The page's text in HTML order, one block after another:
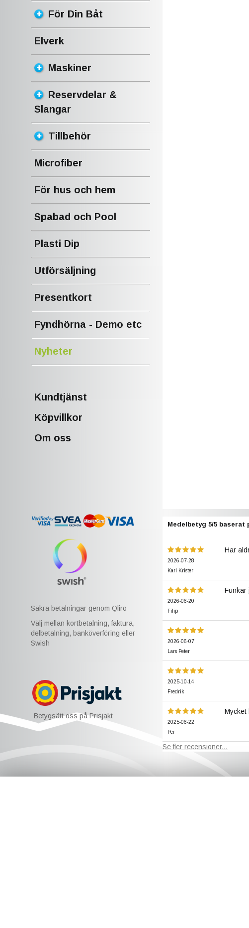
För Din Båt
Elverk
Maskiner
Reservdelar &
Slangar
Tillbehör
Microfiber
För hus och hem
Spabad och Pool
Plasti Dip
Utförsäljning
Presentkort
Fyndhörna - Demo etc
Nyheter
Kundtjänst
Köpvillkor
Om oss
Säkra betalningar genom Qliro
Välj mellan kortbetalning, faktura,
delbetalning, banköverföring eller
Swish
Betygsätt oss på Prisjakt
Medelbetyg 5/5 baserat
2026-07-28
Karl Krister
Har
2026-06-20
Filip
Funkar
2026-06-07
Lars Peter
2025-10-14
Fredrik
2025-06-22
Per
Mycket
Se fler recensioner...